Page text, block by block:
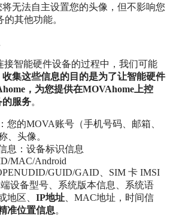
无法自主设置您的头像，但不影响您
其他功能。
接智能硬件设备的过程中，我们可能
收集这些信息的目的是为了让智能硬件
，为您提供在MOVAhome上控
的服务。
您的MOVA账号（手机号码、邮箱、
、头像。
息：设备标识信息
MAC/Android
GUID/GAID、SIM 卡 IMSI
设备型号、系统版本信息、系统语
地区、 IP地址 、MAC地址，时间信
准位置信息。